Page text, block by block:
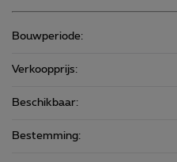
Bouwperiode:
Verkoopprijs:
Beschikbaar:
Bestemming: